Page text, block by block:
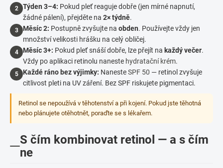
2 Týden 3–4: Pokud pleť reaguje dobře (jen mírné napnutí,
žádné pálení), přejděte na 2× týdně.
3 Měsíc 2: Postupně zvyšujte na obden. Používejte vždy jen
množství velikosti hrášku na celý obličej.
4 Měsíc 3+: Pokud pleť snáší dobře, lze přejít na každý večer.
Vždy po aplikaci retinolu naneste hydratační krém.
5 Každé ráno bez výjimky: NanesteSPF 50 — retinol zvyšuje
citlivost pleti na UV záření. Bez SPF riskujete pigmentaci.
Retinol se nepoužívá v těhotenství a při kojení. Pokud jste těhotná
nebo plánujete otěhotnět, poraďte se s lékařem.
S čím kombinovat retinol — a s čím
ne